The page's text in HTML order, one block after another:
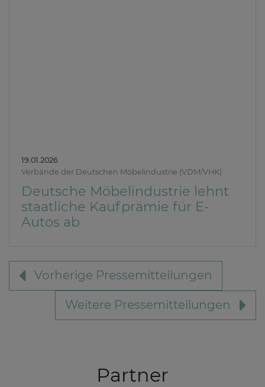
19.01.2026
Verbände der Deutschen Möbelindustrie (VDM/VHK)
Deutsche Möbelindustrie lehnt
staatliche Kaufprämie für E-
Autos ab
Vorherige Pressemitteilungen
Weitere Pressemitteilungen
Partner